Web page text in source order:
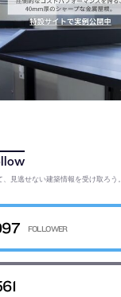
見逃せない建築情報を受け取ろう。